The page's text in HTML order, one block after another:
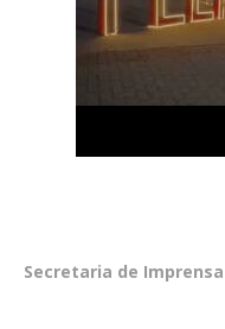
Secretaria de Imprensa